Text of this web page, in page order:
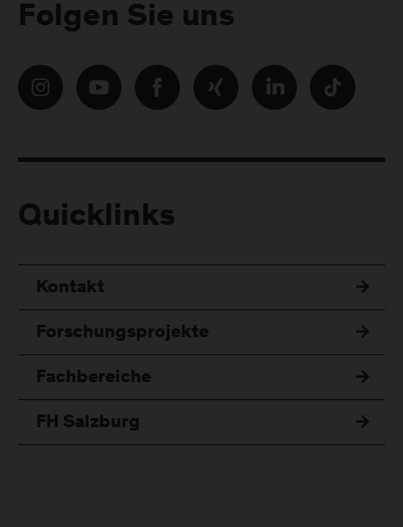
Folgen Sie uns
Quicklinks
Kontakt
Forschungsprojekte
Fachbereiche
FH Salzburg